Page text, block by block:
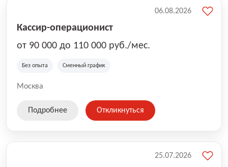
Кассир-операционист
от 90 000 до 110 000 руб./мес.
Без опыта Сменный график
Москва
06.08.2026
Подробнее Откликнуться
25.07.2026